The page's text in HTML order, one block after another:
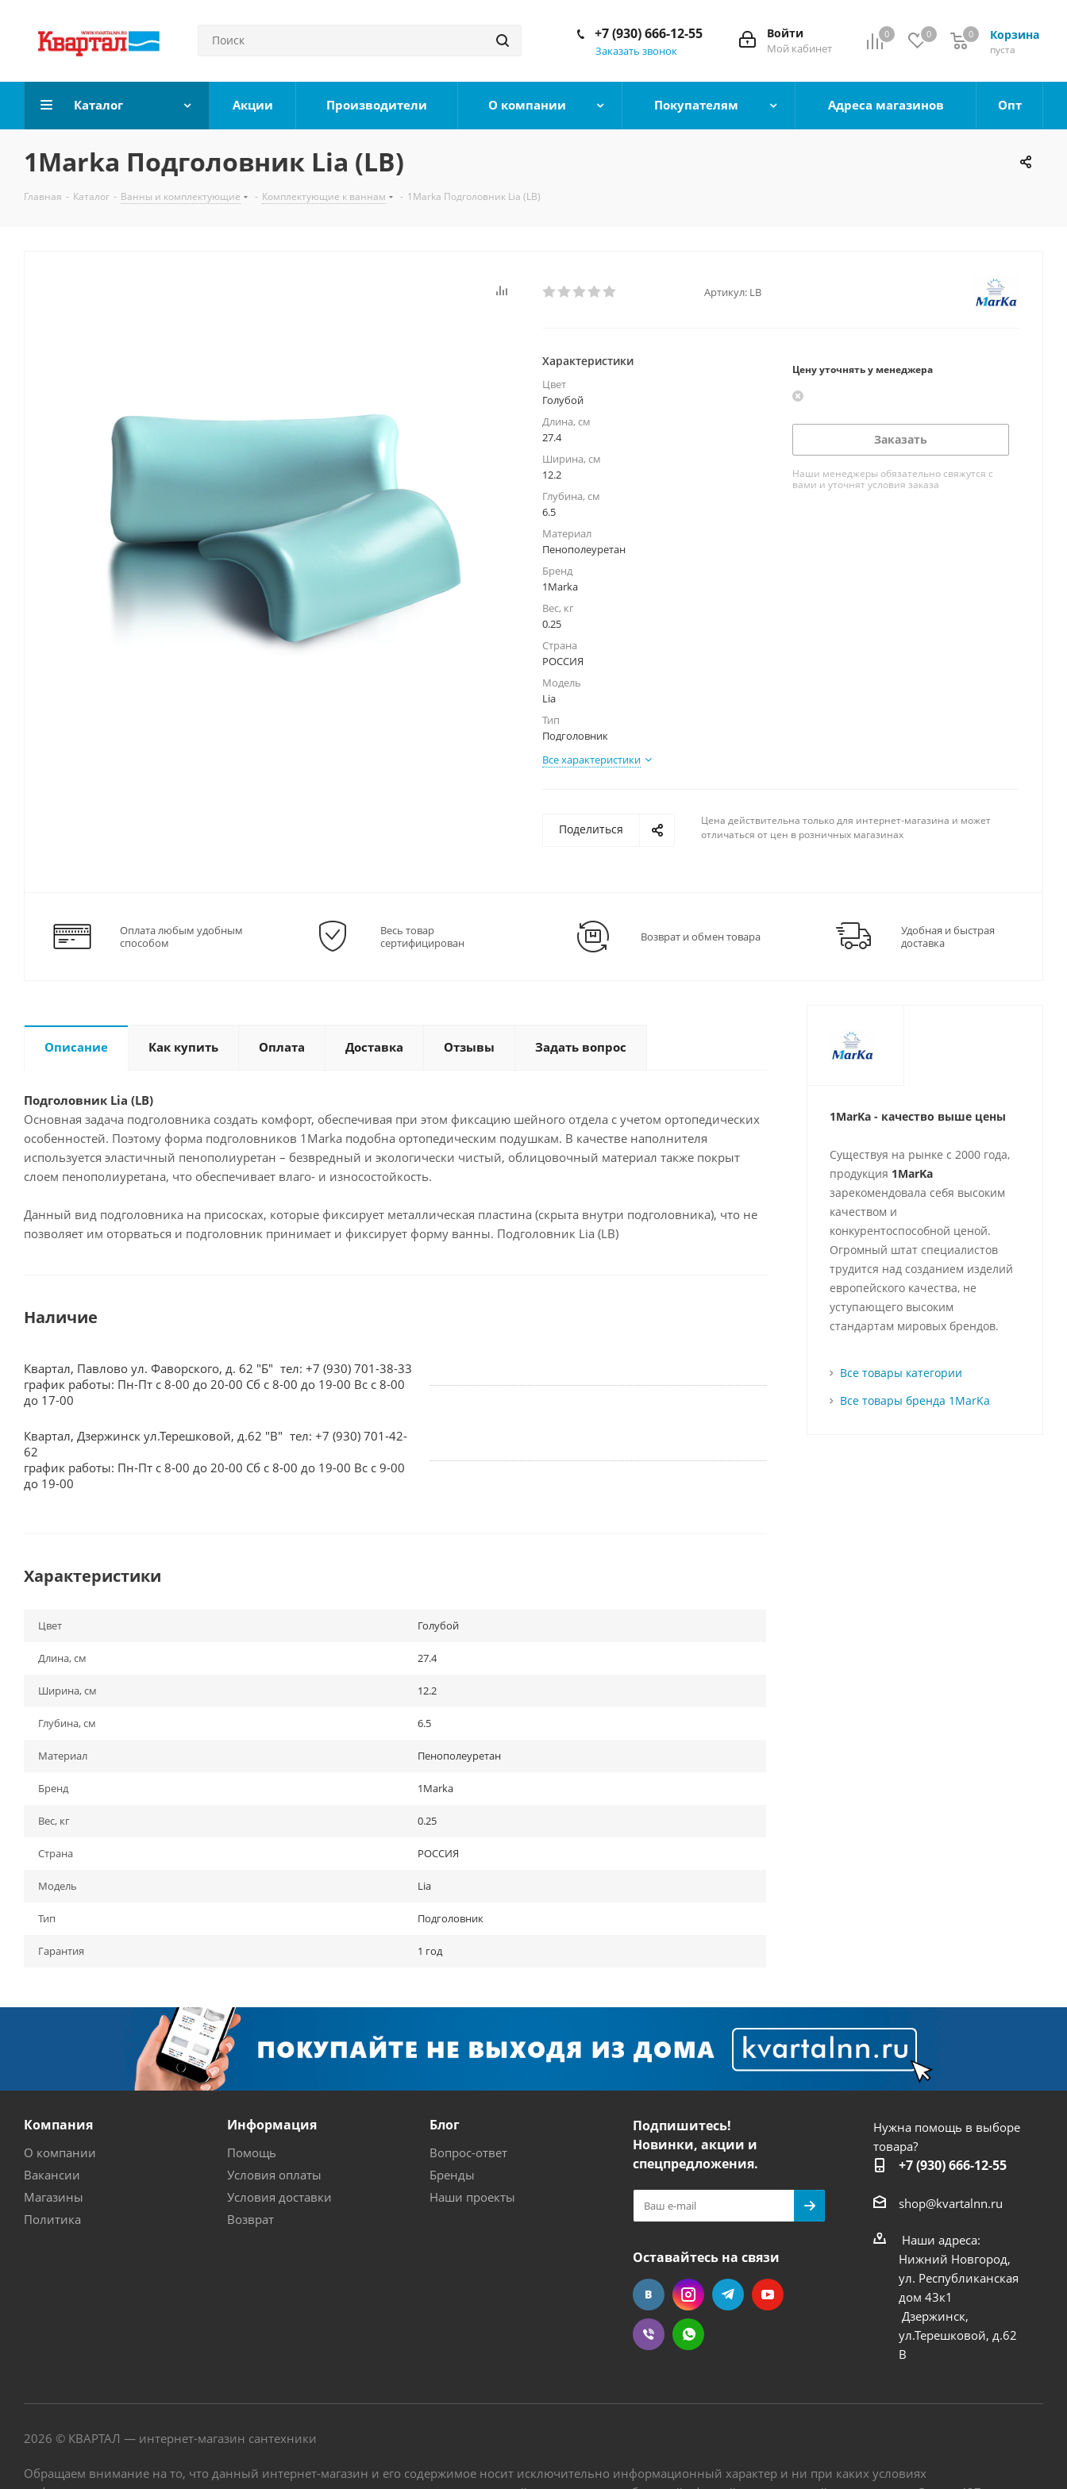
0 0 Корзина
0
пуста
0
Войти
Мой кабинет
+7 (930) 666-12-55
Заказать звонок
Каталог Акции Производители О компании Покупателям Адреса магазинов Опт
1Marka Подголовник Lia (LB)
Главная - Каталог - Ванны и комплектующие - Комплектующие к ваннам - 1Marka Подголовник Lia (LB)
Артикул: LB
Характеристики
Цвет
Голубой
Длина, см
27.4
Ширина, см
12.2
Глубина, см
6.5
Материал
Пенополеуретан
Бренд
1Marka
Вес, кг
0.25
Страна
РОССИЯ
Модель
Lia
Тип
Подголовник
Все характеристики
Цену уточнять у менеджера
Заказать
Наши менеджеры обязательно свяжутся с
вами и уточнят условия заказа
Поделиться
Цена действительна только для интернет-магазина и может
отличаться от цен в розничных магазинах
Оплата любым удобным
способом
Весь товар
сертифицирован
Возврат и обмен товара
Удобная и быстрая
доставка
Описание Как купить Оплата Доставка Отзывы Задать вопрос
Подголовник Lia (LB)
Основная задача подголовника создать комфорт, обеспечивая при этом фиксацию шейного отдела с учетом ортопедических
особенностей. Поэтому форма подголовников 1Marka подобна ортопедическим подушкам. В качестве наполнителя
используется эластичный пенополиуретан – безвредный и экологически чистый, облицовочный материал также покрыт
слоем пенополиуретана, что обеспечивает влаго- и износостойкость.
Данный вид подголовника на присосках, которые фиксирует металлическая пластина (скрыта внутри подголовника), что не
позволяет им оторваться и подголовник принимает и фиксирует форму ванны. Подголовник Lia (LB)
Наличие
Квартал, Павлово ул. Фаворского, д. 62 "Б" тел: +7 (930) 701-38-33
график работы: Пн-Пт с 8-00 до 20-00 Сб с 8-00 до 19-00 Вс с 8-00
до 17-00
Квартал, Дзержинск ул.Терешковой, д.62 "В" тел: +7 (930) 701-42-
62
график работы: Пн-Пт с 8-00 до 20-00 Сб с 8-00 до 19-00 Вс с 9-00
до 19-00
Характеристики
Цвет Голубой
Длина, см 27.4
Ширина, см 12.2
Глубина, см 6.5
Материал Пенополеуретан
Бренд 1Marka
Вес, кг 0.25
Страна РОССИЯ
Модель Lia
Тип Подголовник
Гарантия 1 год
1MarKa - качество выше цены
Существуя на рынке с 2000 года,
продукция 1MarKa
зарекомендовала себя высоким
качеством и
конкурентоспособной ценой.
Огромный штат специалистов
трудится над созданием изделий
европейского качества, не
уступающего высоким
стандартам мировых брендов.
Все товары категории
Все товары бренда 1MarKa
Компания
О компании
Вакансии
Магазины
Политика
Информация
Помощь
Условия оплаты
Условия доставки
Возврат
Блог
Вопрос-ответ
Бренды
Наши проекты
Подпишитесь!
Новинки, акции и
спецпредложения.
Оставайтесь на связи
Нужна помощь в выборе
товара?
+7 (930) 666-12-55
shop@kvartalnn.ru
Наши адреса:
Нижний Новгород,
ул. Республиканская
дом 43к1
Дзержинск,
ул.Терешковой, д.62
В
2026 © КВАРТАЛ — интернет-магазин сантехники
Обращаем внимание на то, что данный интернет-магазин и его содержимое носит исключительно информационный характер и ни при каких условиях